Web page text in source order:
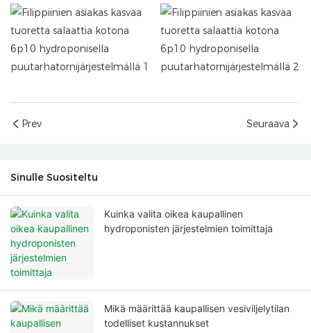
Prev Seuraava
Sinulle Suositeltu
Kuinka valita oikea kaupallinen
hydroponisten järjestelmien toimittaja
Mikä määrittää kaupallisen vesiviljelytilan
todelliset kustannukset